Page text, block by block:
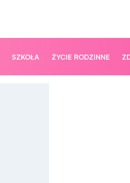
SZKOŁA ŻYCIE RODZINNE